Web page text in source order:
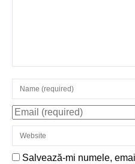
Salvează-mi numele,